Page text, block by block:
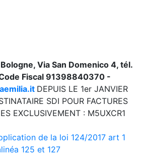
Via San Domenico 4, tél.
Fiscal 91398840370 -
DEPUIS LE 1er JANVIER
SDI POUR FACTURES
EXCLUSIVEMENT : M5UXCR1
de la loi 124/2017 art 1
125 et 127